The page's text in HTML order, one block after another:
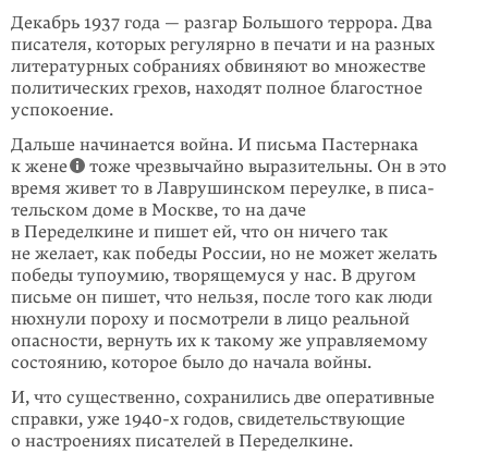
Декабрь 1937 года — разгар Большого террора. Два
писателя, которых регу­лярно в печати и на разных
литературных собраниях обвиняют во множестве
политических грехов, находят полное благостное
успокоение.
Дальше начинается война. И письма Пастернака
к жене
тоже чрезвычайно выразительны. Он в это
время живет то в Лаврушинском переулке, в писа­
тельском доме в Москве, то на даче
в Переделкине и пишет ей, что он ничего так
не желает, как победы России, но не может желать
победы тупоумию, творящемуся у нас. В другом
письме он пишет, что нельзя, после того как люди
нюхнули пороху и посмотрели в лицо реальной
опасности, вернуть их к такому же управляемому
состоянию, которое было до начала войны.
И, что существенно, сохранились две оперативные
справки, уже 1940-х годов, свидетельствующие
о настроениях писателей в Переделкине.